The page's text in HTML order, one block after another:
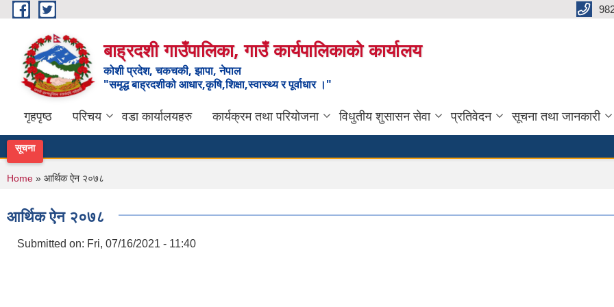
Skip to main content
बाह्रदशी गाउँपालिका, गाउँ कार्यपालिकाको कार्यालय
कोशी प्रदेश, चकचकी, झापा, नेपाल
"समृद्ध बाह्रदशीको आधार,कृषि,शिक्षा,स्वास्थ्य र पूर्वाधार ।"
गृहपृष्ठ परिचय वडा कार्यालयहरु कार्यक्रम तथा परियोजना विधुतीय शुसासन सेवा प्रतिवेदन सूचना तथा जानकारी
सूचना
You are here
Home » आर्थिक ऐन २०७८
आर्थिक ऐन २०७८
Submitted on: Fri, 07/16/2021 - 11:40